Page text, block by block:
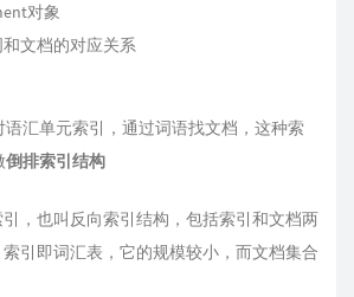
对象
和文档的对应关系
语汇单元索引，通过词语找文档，这种索
倒排索引结构
，也叫反向索引结构，包括索引和文档两
引即词汇表，它的规模较小，而文档集合